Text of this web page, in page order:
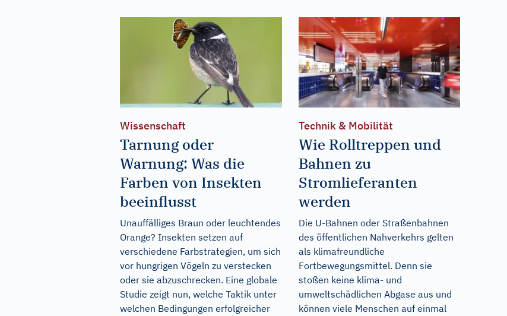
Wissenschaft
Tarnung oder
Warnung: Was die
Farben von Insekten
beeinflusst
Unauffälliges Braun oder leuchtendes
Orange? Insekten setzen auf
verschiedene Farbstrategien, um sich
vor hungrigen Vögeln zu verstecken
oder sie abzuschrecken. Eine globale
Studie zeigt nun, welche Taktik unter
welchen Bedingungen erfolgreicher
Technik & Mobilität
Wie Rolltreppen und
Bahnen zu
Stromlieferanten
werden
Die U-Bahnen oder Straßenbahnen
des öffentlichen Nahverkehrs gelten
als klimafreundliche
Fortbewegungsmittel. Denn sie
stoßen keine klima- und
umweltschädlichen Abgase aus und
können viele Menschen auf einmal